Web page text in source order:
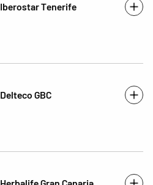
Iberostar Tenerife
Delteco GBC